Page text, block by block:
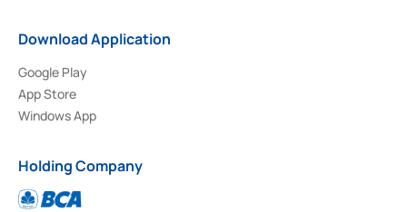
Download Application
Google Play
App Store
Windows App
Holding Company